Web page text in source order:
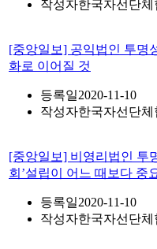
작성자한국자선단체
[중앙일보] 공익법인 투명
화로 이어질 것
등록일2020-11-10
작성자한국자선단체
[중앙일보] 비영리법인 투
회’설립이 어느 때보다 중
등록일2020-11-10
작성자한국자선단체